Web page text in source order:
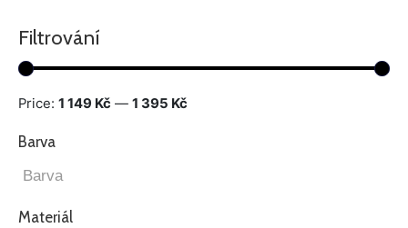
Filtrování
Price: 1 149 Kč — 1 395 Kč
Barva
Materiál